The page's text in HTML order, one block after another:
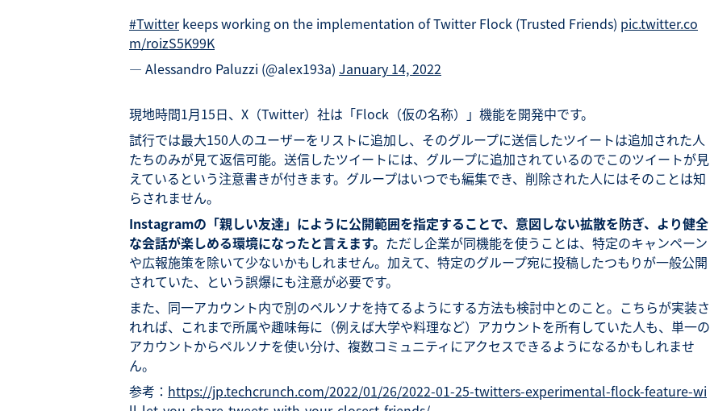
#Twitterkeeps working on the implementation of Twitter Flock (Trusted Friends) pic.twitter.co
m/roizS5K99K
— Alessandro Paluzzi (@alex193a) January 14, 2022
現地時間1月15日、X（Twitter）社は「Flock（仮の名称）」機能を開発中です。
試行では最大150人のユーザーをリストに追加し、そのグループに送信したツイートは追加された人
たちのみが見て返信可能。送信したツイートには、グループに追加されているのでこのツイートが見
えているという注意書きが付きます。グループはいつでも編集でき、削除された人にはそのことは知
らされません。
Instagramの「親しい友達」にように公開範囲を指定することで、意図しない拡散を防ぎ、より健全
な会話が楽しめる環境になったと言えます。 ただし企業が同機能を使うことは、特定のキャンペーン
や広報施策を除いて少ないかもしれません。加えて、特定のグループ宛に投稿したつもりが一般公開
されていた、という誤爆にも注意が必要です。
また、同一アカウント内で別のペルソナを持てるようにする方法も検討中とのこと。こちらが実装さ
れれば、これまで所属や趣味毎に（例えば大学や料理など）アカウントを所有していた人も、単一の
アカウントからペルソナを使い分け、複数コミュニティにアクセスできるようになるかもしれませ
ん。
参考： https://jp.techcrunch.com/2022/01/26/2022-01-25-twitters-experimental-flock-feature-wi